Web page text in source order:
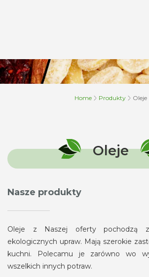
Home Produkty Oleje
Oleje
Nasze produkty
Oleje z Naszej oferty pochodzą z
ekologicznych upraw. Mają szerokie
kuchni. Polecamu je zarówno wo
wszelkich innych potraw.